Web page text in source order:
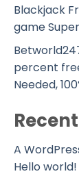
Blackjack
game
percent
Needed,
A
Hello world!